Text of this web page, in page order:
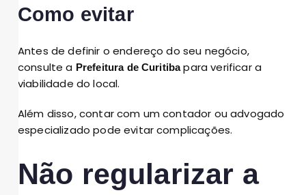
Como evitar
Antes de definir o endereço do seu negócio,
consulte a Prefeitura de Curitibapara verificar a
viabilidade do local.
Além disso, contar com um contador ou advogado
especializado pode evitar complicações.
Não regularizar a